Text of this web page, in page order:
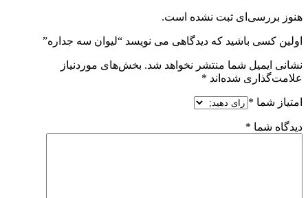
هنوز بررسی‌ای ثبت نشده است.
اولین کسی باشید که دیدگاهی می نویسد “لیوان سه جداره”
نشانی ایمیل شما منتشر نخواهد شد. بخش‌های موردنیاز
علامت‌گذاری شده‌اند *
امتیاز شما *
دیدگاه شما *